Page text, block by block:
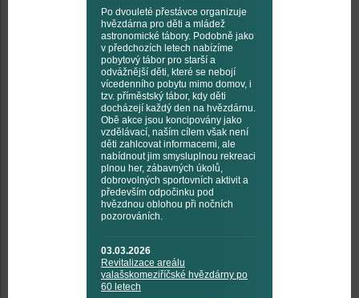
Po dvouleté přestávce organizuje
hvězdárna pro děti a mládež
astronomické tábory. Podobně jako
v předchozích letech nabízíme
pobytový tábor pro starší a
odvážnější děti, které se nebojí
vícedenního pobytu mimo domov, i
tzv. příměstský tábor, kdy děti
docházejí každý den na hvězdárnu.
Obě akce jsou koncipovány jako
vzdělávací, naším cílem však není
děti zahlcovat informacemi, ale
nabídnout jim smysluplnou rekreaci
plnou her, zábavných úkolů,
dobrovolných sportovních aktivit a
především odpočinku pod
hvězdnou oblohou při nočních
pozorováních.
03.03.2026
Revitalizace areálu
valašskomeziříčské hvězdárny po
60 letech